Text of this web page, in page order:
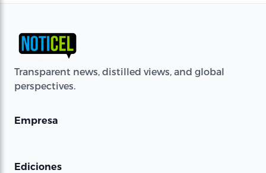
Transparent news, distilled views, and global
perspectives.
Empresa
Ediciones